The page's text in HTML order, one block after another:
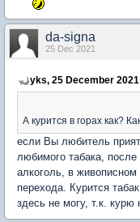
da-signa
25 Dec 2021
yks, 25 December
А курится в горах как?
если Вы любитель
любимого табака,
алкоголь, в живописном
перехода. Курится
здесь не могу, т.к. курю